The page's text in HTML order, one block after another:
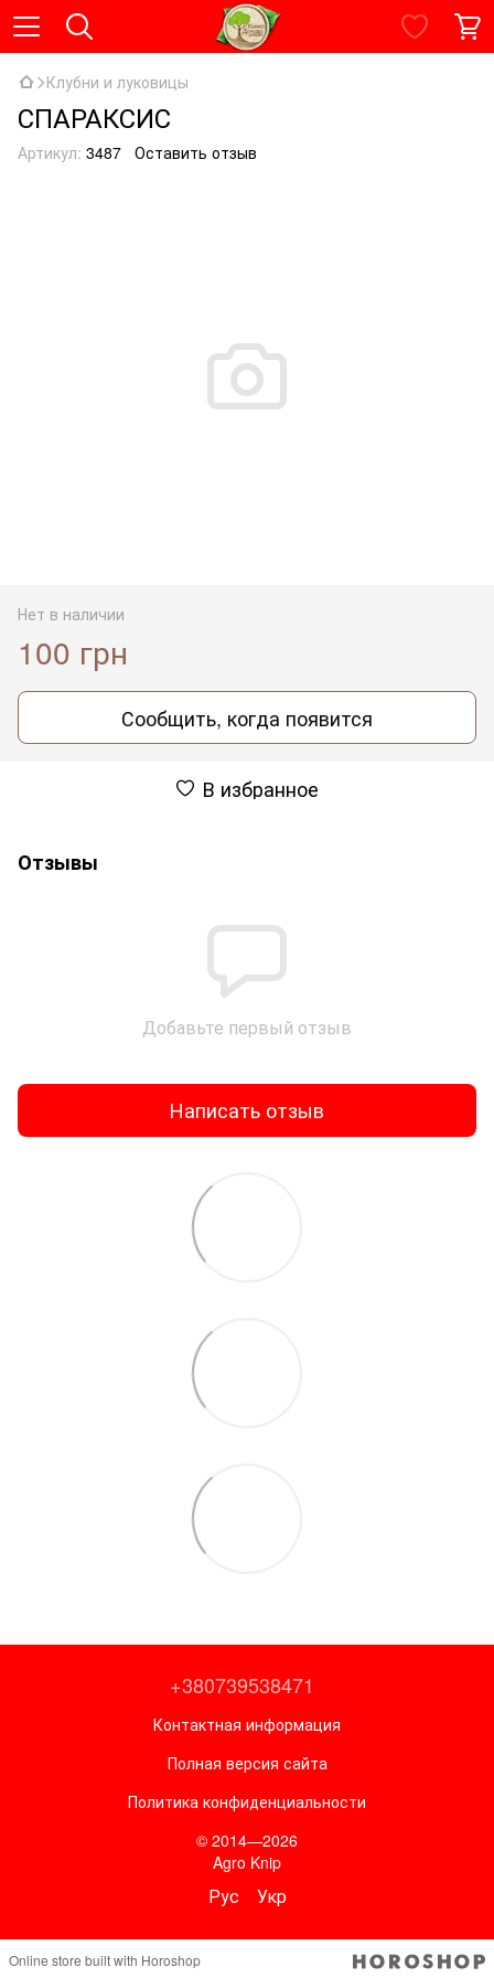
Клубни и луковицы
СПАРАКСИС
Артикул: 3487 Оставить отзыв
Нет в наличии
100 грн
Сообщить, когда появится
В избранное
Отзывы
Добавьте первый отзыв
Написать отзыв
+380739538471
Контактная информация
Полная версия сайта
Политика конфиденциальности
© 2014—2026
Agro Knip
Рус Укр
Online store built with Horoshop